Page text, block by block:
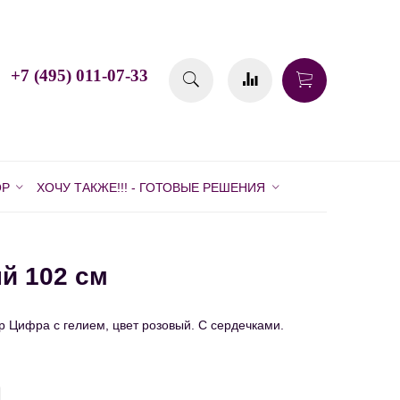
+7 (495) 011-07-33
ХОЧУ ТАКЖЕ!!! - ГОТОВЫЕ РЕШЕНИЯ
102 см
с гелием, цвет розовый. С сердечками.